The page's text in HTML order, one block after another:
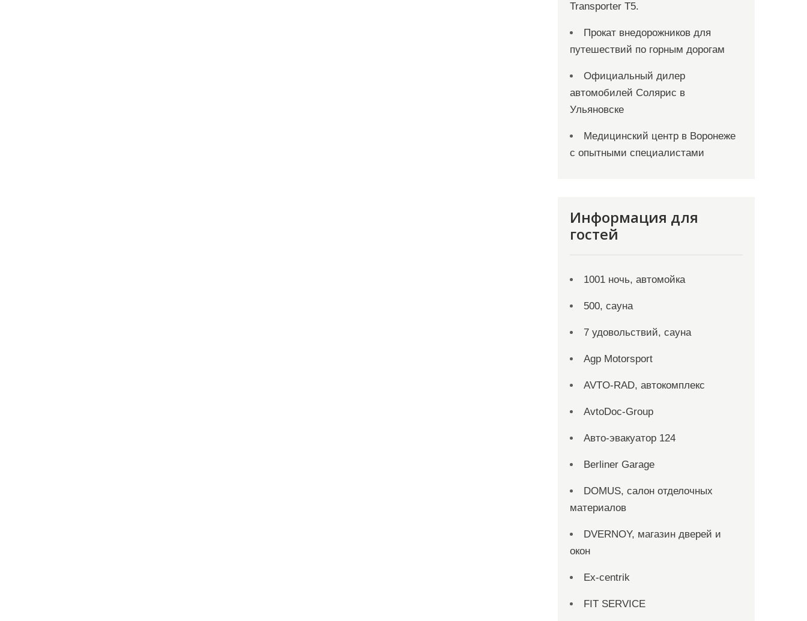
Transporter T5.
Прокат внедорожников для
путешествий по горным дорогам
Официальный дилер
автомобилей Солярис в
Ульяновске
Медицинский центр в Воронеже
с опытными специалистами
Информация для
гостей
1001 ночь, автомойка
500, сауна
7 удовольствий, сауна
Agp Motorsport
AVTO-RAD, автокомплекс
AvtoDoc-Group
Aвто-эвакуатор 124
Berliner Garage
DOMUS, салон отделочных
материалов
DVERNOY, магазин дверей и
окон
Ex-centrik
FIT SERVICE